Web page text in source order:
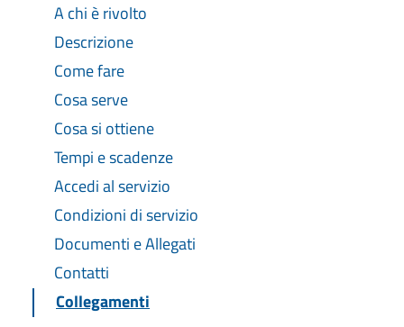
A chi è rivolto
Descrizione
Come fare
Cosa serve
Cosa si ottiene
Tempi e scadenze
Accedi al servizio
Condizioni di servizio
Documenti e Allegati
Contatti
Collegamenti